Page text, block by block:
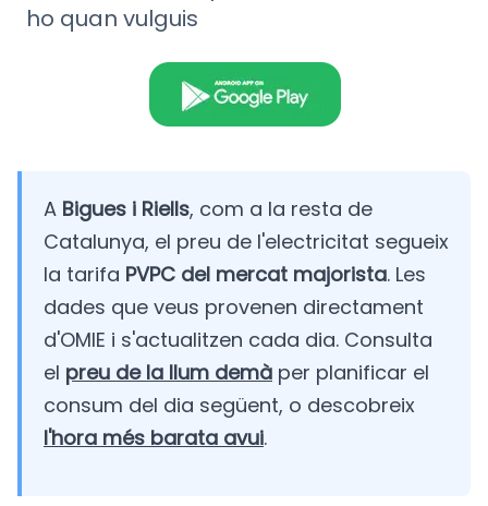
ho quan vulguis
A Bigues i Riells, com a la resta de
Catalunya, el preu de l'electricitat segueix
la tarifa PVPC del mercat majorista. Les
dades que veus provenen directament
d'OMIE i s'actualitzen cada dia. Consulta
el preu de la llum demà per planificar el
consum del dia següent, o descobreix
l'hora més barata avui.